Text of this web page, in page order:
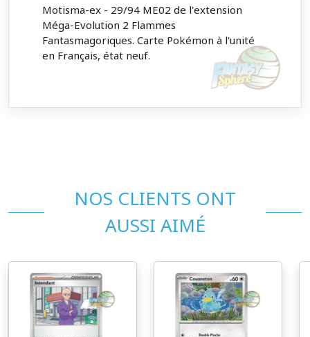
Motisma-ex - 29/94 ME02 de l'extension
Méga-Evolution 2 Flammes
Fantasmagoriques. Carte Pokémon à l'unité
en Français, état neuf.
NOS CLIENTS ONT
AUSSI AIMÉ